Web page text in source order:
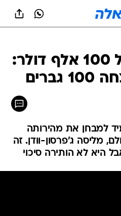
למרות פרס של 100 אלף דולר:
למבחן את מהירותה
מליסה ג'פרסון-וודן. זה
היא לא הותירה סיכוי